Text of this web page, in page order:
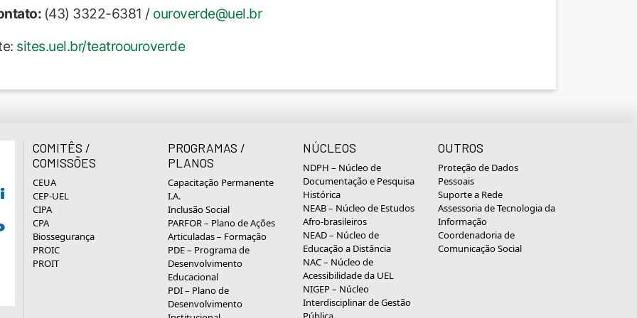
(43) 3322-6381 / ouroverde@uel.br
sites.uel.br/teatroouroverde
COMITÊS /
COMISSÕES
CEUA
CEP-UEL
CIPA
CPA
Biossegurança
PROIC
PROIT
PROGRAMAS /
PLANOS
Capacitação Permanente
I.A.
Inclusão Social
PARFOR – Plano de Ações
Articuladas – Formação
PDE – Programa de
Desenvolvimento
Educacional
PDI – Plano de
Desenvolvimento
NÚCLEOS
NDPH – Núcleo de
Documentação e Pesquisa
Histórica
NEAB – Núcleo de Estudos
Afro-brasileiros
NEAD – Núcleo de
Educação a Distância
NAC – Núcleo de
Acessibilidade da UEL
NIGEP – Núcleo
Interdisciplinar de Gestão
OUTROS
Proteção de Dados
Pessoais
Suporte a Rede
Assessoria de Tecnologia da
Informação
Coordenadoria de
Comunicação Social